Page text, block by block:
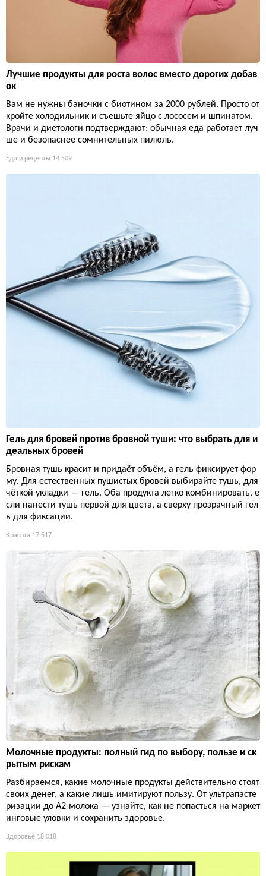
Лучшие продукты для роста волос вместо дорогих добав
ок
Вам не нужны баночки с биотином за 2000 рублей. Просто от
кройте холодильник и съешьте яйцо с лососем и шпинатом.
Врачи и диетологи подтверждают: обычная еда работает луч
ше и безопаснее сомнительных пилюль.
Еда и рецепты 14 509
Гель для бровей против бровной туши: что выбрать для и
деальных бровей
Бровная тушь красит и придаёт объём, а гель фиксирует фор
му. Для естественных пушистых бровей выбирайте тушь, для
чёткой укладки — гель. Оба продукта легко комбинировать, е
сли нанести тушь первой для цвета, а сверху прозрачный гел
ь для фиксации.
Красота 17 517
Молочные продукты: полный гид по выбору, пользе и ск
рытым рискам
Разбираемся, какие молочные продукты действительно стоят
своих денег, а какие лишь имитируют пользу. От ультрапасте
ризации до А2-молока — узнайте, как не попасться на маркет
инговые уловки и сохранить здоровье.
Здоровье 18 018